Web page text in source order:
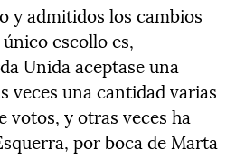
y admitidos los cambios
escollo es,
Unida aceptase una
veces una cantidad varias
votos, y otras veces ha
por boca de Marta